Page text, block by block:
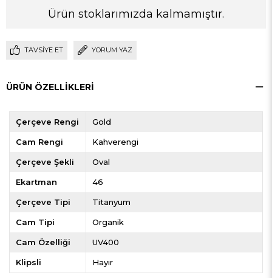
Ürün stoklarımızda kalmamıştır.
TAVSIYE ET YORUM YAZ
ÜRÜN ÖZELLIKLERI
Çerçeve Rengi Gold
Cam Rengi Kahverengi
Çerçeve Şekli Oval
Ekartman 46
Çerçeve Tipi Titanyum
Cam Tipi Organik
Cam Özelliği UV400
Klipsli Hayır